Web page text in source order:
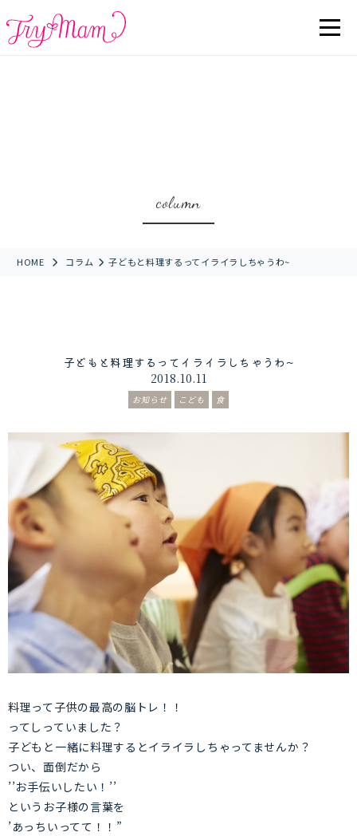
column
HOME コラム 子どもと料理するってイライラしちゃうわ~
子どもと料理するってイライラしちゃうわ~
2018.10.11
お知らせ こども 食
料理って子供の最高の脳トレ！！
ってしっていました？
子どもと一緒に料理するとイライラしちゃってませんか？
つい、面倒だから
’’お手伝いしたい！’’
というお子様の言葉を
’あっちいってて！！”